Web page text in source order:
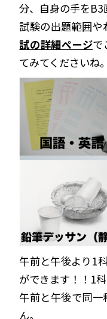
分、自身の手を
試験の出題範囲や
試の詳細ページで
てみてくださいね。
午前と午後より1
ができます！！1
午前と午後で同
ん。